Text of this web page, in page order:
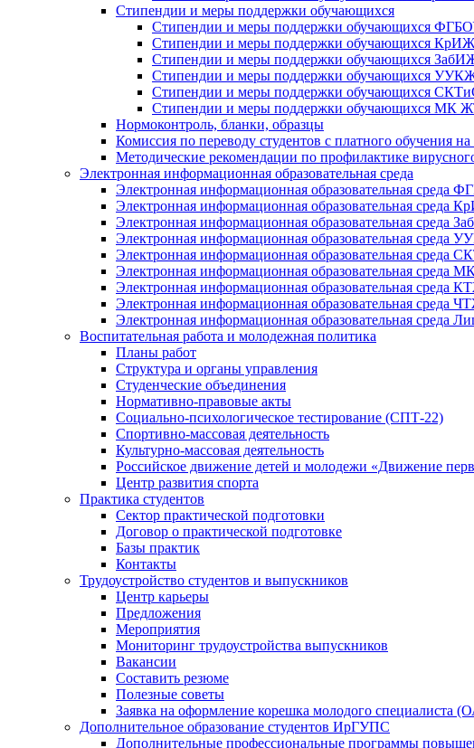
Стипендии и меры поддержки обучающихся
Стипендии и меры поддержки обучающихся
Стипендии и меры поддержки обучающихся
Стипендии и меры поддержки обучающихся
Стипендии и меры поддержки обучающихся
Стипендии и меры поддержки обучающихся
Стипендии и меры поддержки обучающихся МК
Нормоконтроль, бланки, образцы
Комиссия по переводу студентов с платного обучения на
Методические рекомендации по профилактике
Электронная информационная образовательная среда
Электронная информационная образовательная
Электронная информационная образовательная
Электронная информационная образовательная среда
Электронная информационная образовательная
Электронная информационная образовательная
Электронная информационная образовательная
Электронная информационная образовательная среда
Электронная информационная образовательная среда
Электронная информационная образовательная среда
Воспитательная работа и молодежная политика
Планы работ
Структура и органы управления
Студенческие объединения
Нормативно-правовые акты
Социально-психологическое тестирование (СПТ-22)
Спортивно-массовая деятельность
Культурно-массовая деятельность
Российское движение детей и молодежи «Движение
Центр развития спорта
Практика студентов
Сектор практической подготовки
Договор о практической подготовке
Базы практик
Контакты
Трудоустройство студентов и выпускников
Центр карьеры
Предложения
Мероприятия
Мониторинг трудоустройства выпускников
Вакансии
Составить резюме
Полезные советы
Заявка на оформление корешка молодого специалиста
Дополнительное образование студентов ИрГУПС
Дополнительные профессиональные программы